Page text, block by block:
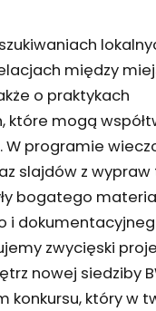
między
o praktykach
które mogą
W programie
slajdów z
bogatego
i
zwycięski
nowej siedziby
konkursu, który w